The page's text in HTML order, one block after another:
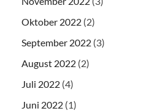
Oktober 2022 (2)
September 2022 (3)
August 2022 (2)
Juli 2022 (4)
Juni 2022 (1)